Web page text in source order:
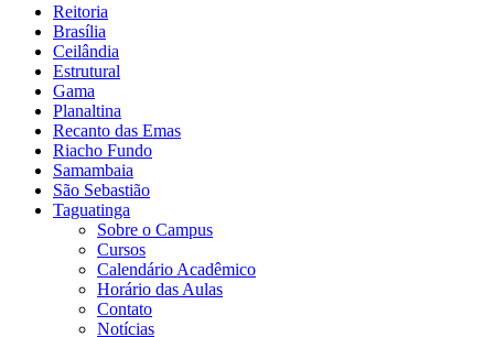
Reitoria
Brasília
Ceilândia
Estrutural
Gama
Planaltina
Recanto das Emas
Riacho Fundo
Samambaia
São Sebastião
Taguatinga
Sobre o Campus
Cursos
Calendário Acadêmico
Horário das Aulas
Contato
Notícias